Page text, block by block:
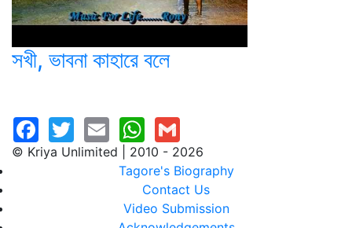
সখী, ভাবনা কাহারে বলে
© Kriya Unlimited | 2010 - 2026
Tagore's Biography
Contact Us
Video Submission